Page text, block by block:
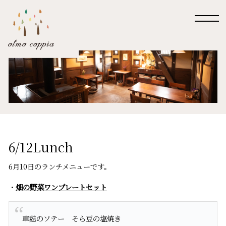
6/12Lunch
6月10日のランチメニューです。
・ 畑の野菜ワンプレートセット
車麩のソテー そら豆の塩焼き